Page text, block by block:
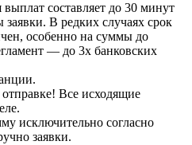
составляет до 30 минут
В редких случаях срок
особенно на суммы до
— до 3х банковских
Все исходящие
исключительно согласно
заявки.